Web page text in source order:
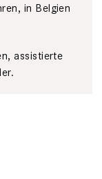
in Belgien
assistierte